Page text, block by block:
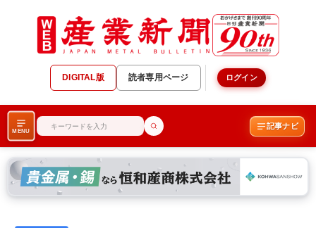
DIGITAL版 読者専用ページ ログイン
MENU
記事ナビ